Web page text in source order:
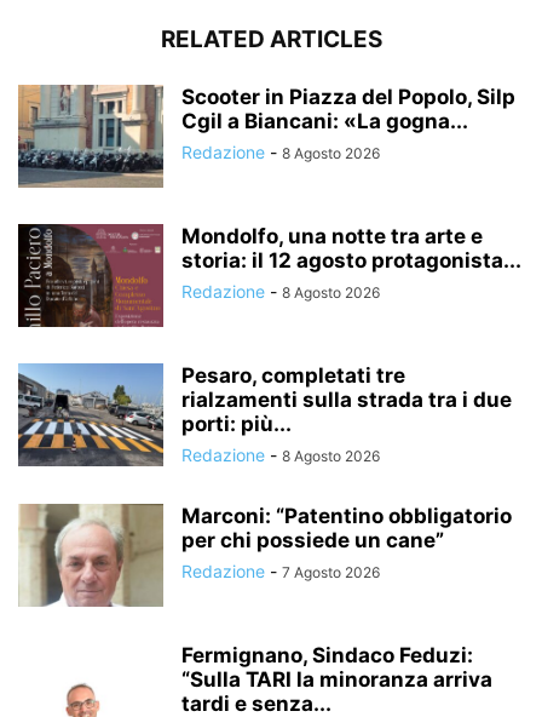
RELATED ARTICLES
Scooter in Piazza del Popolo, Silp
Cgil a Biancani: «La gogna...
Redazione - 8 Agosto 2026
Mondolfo, una notte tra arte e
storia: il 12 agosto protagonista...
Redazione - 8 Agosto 2026
Pesaro, completati tre
rialzamenti sulla strada tra i due
porti: più...
Redazione - 8 Agosto 2026
Marconi: “Patentino obbligatorio
per chi possiede un cane”
Redazione - 7 Agosto 2026
Fermignano, Sindaco Feduzi:
“Sulla TARI la minoranza arriva
tardi e senza...